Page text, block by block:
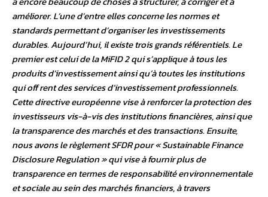
améliorer. L’une d’entre elles concerne les normes et
standards permettant d’organiser les investissements
durables. Aujourd’hui, il existe trois grands référentiels. Le
premier est celui de la MiFID 2 qui s’applique à tous les
produits d’investissement ainsi qu’à toutes les institutions
qui off rent des services d’investissement professionnels.
Cette directive européenne vise à renforcer la protection des
investisseurs vis-à-vis des institutions financières, ainsi que
la transparence des marchés et des transactions. Ensuite,
nous avons le règlement SFDR pour « Sustainable Finance
Disclosure Regulation » qui vise à fournir plus de
transparence en termes de responsabilité environnementale
et sociale au sein des marchés financiers, à travers